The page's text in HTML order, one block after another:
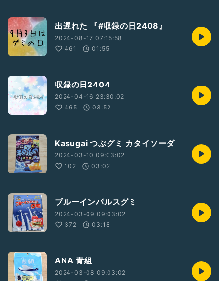
出遅れた 『#収録の日2408』
2024-08-17 07:15:58
461
01:55
収録の日2404
2024-04-16 23:30:02
465
03:52
Kasugai つぶグミ カタイソーダ
2024-03-10 09:03:02
102
03:02
ブルーインパルスグミ
2024-03-09 09:03:02
372
03:18
ANA 青組
2024-03-08 09:03:02